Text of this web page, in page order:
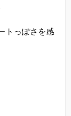
トっぽさを感